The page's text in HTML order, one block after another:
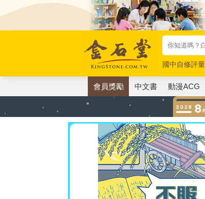
國中自修評量
唯紅花綻放
會員獎勵 中文書 動漫ACG